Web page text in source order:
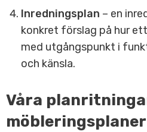
Inredningsplan – en
konkret förslag på hur
med utgångspunkt i
och känsla.
Våra
möbleringsplaner